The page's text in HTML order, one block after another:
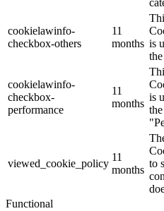
cookielawinfo-
checkbox-others
11
months is
cookielawinfo-
checkbox-
performance
11
months
is
viewed_cookie_policy
11
months
to
Functional